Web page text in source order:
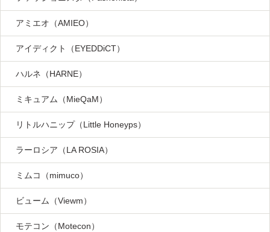
アミエオ（AMIEO）
アイディクト（EYEDDiCT）
ハルネ（HARNE）
ミキュアム（MieQaM）
リトルハニップ（Little Honeyps）
ラーロシア（LA ROSIA）
ミムコ（mimuco）
ビューム（Viewm）
モテコン（Motecon）